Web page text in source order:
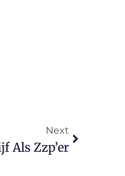
Next
Als Zzp’er